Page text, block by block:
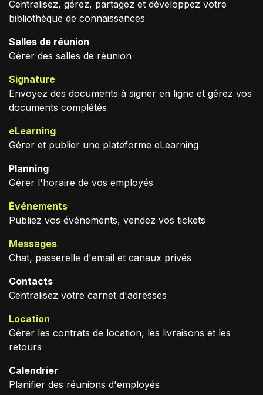
Centralisez, gérez, partagez et développez votre
bibliothèque de connaissances
Salles de réunion
Gérer des salles de réunion
Signature
Envoyez des documents à signer en ligne et gérez vos
documents complétés
eLearning
Gérer et publier une plateforme eLearning
Planning
Gérer l'horaire de vos employés
Événements
Publiez vos événements, vendez vos tickets
Messages
Chat, passerelle d'email et canaux privés
Contacts
Centralisez votre carnet d'adresses
Location
Gérer les contrats de location, les livraisons et les
retours
Calendrier
Planifier des réunions d'employés